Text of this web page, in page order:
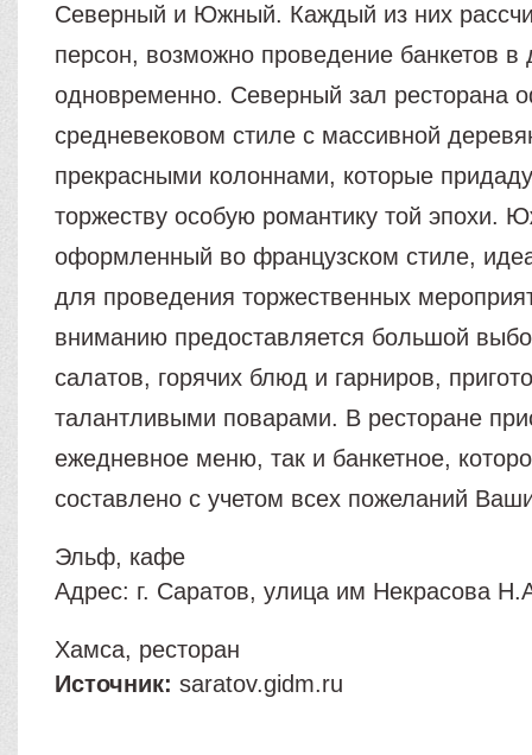
Северный и Южный. Каждый из них
персон, возможно проведение банкетов в
одновременно. Северный зал ресторана
средневековом стиле с массивной
прекрасными колоннами, которые
торжеству особую романтику той эпохи.
оформленный во французском стиле,
для проведения торжественных
вниманию предоставляется большой
салатов, горячих блюд и гарниров,
талантливыми поварами. В ресторане
ежедневное меню, так и банкетное,
составлено с учетом всех пожеланий
Эльф, кафе
Адрес: г. Саратов, улица им Некрасова
Хамса, ресторан
Источник: saratov.gidm.ru